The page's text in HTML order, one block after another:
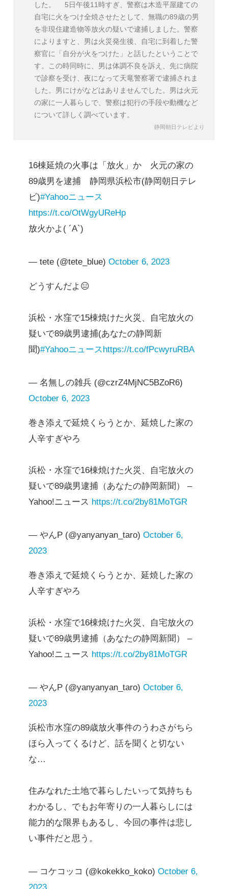
した。 5日午後11時すぎ、警察は木造平屋建ての
自宅に火をつけ全焼させたとして、無職の89歳の男
を非現住建造物等放火の疑いで逮捕しました。警察
によりますと、男は火災発生後、自宅に到着した警
察官に「自分が火をつけた」と話したということで
す。この時同時に、男は体調不良を訴え、先に病院
で診察を受け、夜になって天竜警察署で逮捕されま
した。男にけがなどはありませんでした。男は火元
の家に一人暮らしで、警察は犯行の手段や動機など
について詳しく調べています。
静岡朝日テレビより
16棟延焼の火事は「放火」か 火元の家の
89歳男を逮捕 静岡県浜松市(静岡朝日テレ
ビ)#Yahooニュース
https://t.co/OtWgyUReHp
放火かよ( ´A`)
— tete (@tete_blue) October 6, 2023
どうすんだよ😑
浜松・水窪で15棟焼けた火災、自宅放火の
疑いで89歳男逮捕(あなたの静岡新
聞)#Yahooニュース https://t.co/fPcwyruRBA
— 名無しの雑兵 (@czrZ4MjNC5BZoR6)
October 6, 2023
巻き添えで延焼くらうとか、延焼した家の
人辛すぎやろ
浜松・水窪で16棟焼けた火災、自宅放火の
疑いで89歳男逮捕（あなたの静岡新聞） –
Yahoo!ニュース https://t.co/2by81MoTGR
— やんP (@yanyanyan_taro) October 6,
2023
巻き添えで延焼くらうとか、延焼した家の
人辛すぎやろ
浜松・水窪で16棟焼けた火災、自宅放火の
疑いで89歳男逮捕（あなたの静岡新聞） –
Yahoo!ニュース https://t.co/2by81MoTGR
— やんP (@yanyanyan_taro) October 6,
2023
浜松市水窪の89歳放火事件のうわさがちら
ほら入ってくるけど、話を聞くと切ない
な…
住みなれた土地で暮らしたいって気持ちも
わかるし、でもお年寄りの一人暮らしには
能力的な限界もあるし、今回の事件は悲し
い事件だと思う。
— コケコッコ (@kokekko_koko) October 6,